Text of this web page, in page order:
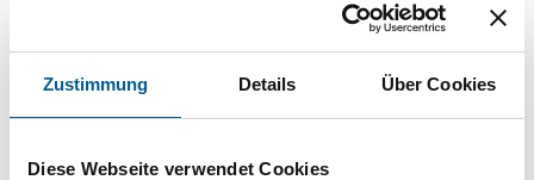
Zustimmung Details Über Cookies
Diese Webseite verwendet Cookies
Sie suchen finanzielle Unterstützung für ein
Projekt oder ein Vorhaben? Hier können Sie
direkt über unsere Fördermitteldatenbank und